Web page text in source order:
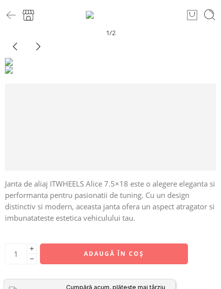
1/2
Janta de aliaj ITWHEELS Alice 7.5×18 este o alegere eleganta si
performanta pentru pasionatii de tuning. Cu un design
distinctiv si modern, aceasta janta ofera un aspect atragator si
imbunatateste estetica vehiculului tau.
ADAUGĂ ÎN COȘ
Cumpără acum, plătește mai târziu